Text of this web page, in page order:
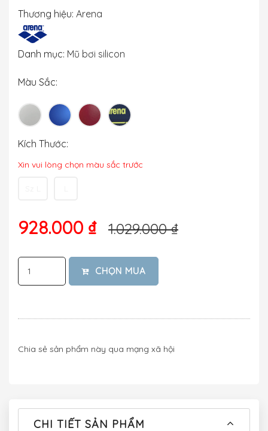
Thương hiệu: Arena
Danh mục: Mũ bơi silicon
Màu Sắc:
Kích Thước:
Xin vui lòng chọn màu sắc trước
928.000 ₫ 1.029.000 ₫
CHỌN MUA
Chia sẻ sản phẩm này qua mạng xã hội
CHI TIẾT SẢN PHẨM